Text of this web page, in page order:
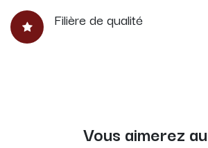
Filière de qualité
Vous aimerez